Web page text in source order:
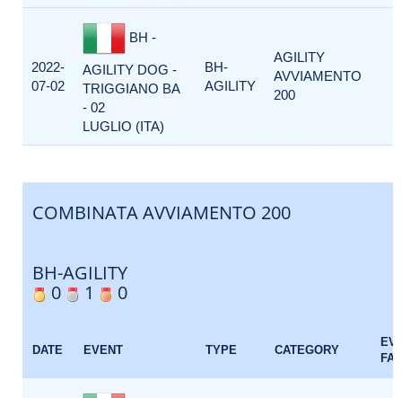
2022-
07-02
BH -
AGILITY DOG -
TRIGGIANO BA
- 02
LUGLIO (ITA)
BH-
AGILITY
AGILITY
AVVIAMENTO
200
COMBINATA AVVIAMENTO 200
BH-AGILITY
0
1 0
DATE EVENT TYPE CATEGORY